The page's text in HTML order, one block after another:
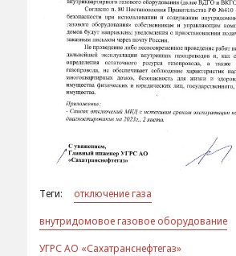
Теги:
отключение газа
внутридомовое газовое оборудование
УГРС АО «Сахатранснефтегаз»